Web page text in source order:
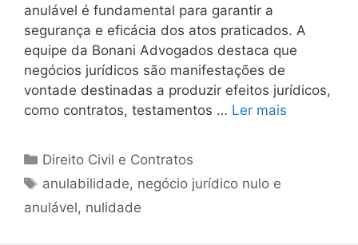
anulável é fundamental para garantir a
segurança e eficácia dos atos praticados. A
equipe da Bonani Advogados destaca que
negócios jurídicos são manifestações de
vontade destinadas a produzir efeitos jurídicos,
como contratos, testamentos … Ler mais
Categorias
Direito Civil e Contratos
Tags
anulabilidade, negócio jurídico nulo e
anulável, nulidade